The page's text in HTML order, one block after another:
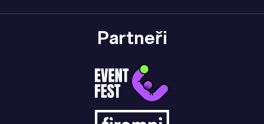
Partneři